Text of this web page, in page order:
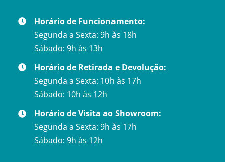
Horário de Funcionamento:
Segunda a Sexta: 9h às 18h
Sábado: 9h às 13h
Horário de Retirada e Devolução:
Segunda a Sexta: 10h às 17h
Sábado: 10h às 12h
Horário de Visita ao Showroom:
Segunda a Sexta: 9h às 17h
Sábado: 9h às 12h